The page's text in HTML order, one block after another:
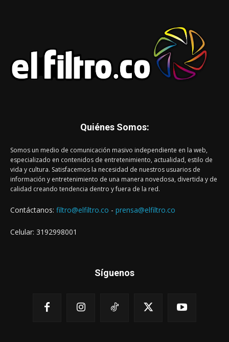
Quiénes Somos:
Somos un medio de comunicación masivo independiente en la web,
especializado en contenidos de entretenimiento, actualidad, estilo de
vida y cultura. Satisfacemos la necesidad de nuestros usuarios de
información y entretenimiento de una manera novedosa, divertida y de
calidad creando tendencia dentro y fuera de la red.
Contáctanos: filtro@elfiltro.co - prensa@elfiltro.co
Celular: 3192998001
Síguenos